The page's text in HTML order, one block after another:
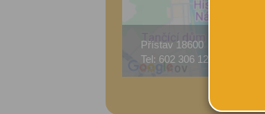
Přístav 18600
Tel: 602 306 123